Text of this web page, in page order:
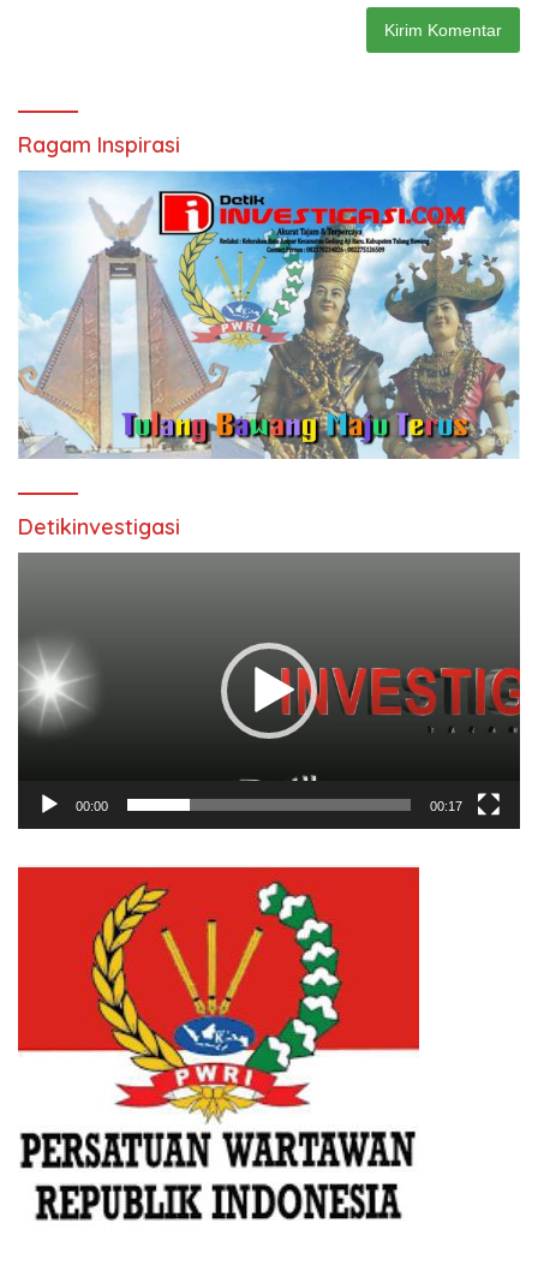
Ragam Inspirasi
Detikinvestigasi
00:00 00:17